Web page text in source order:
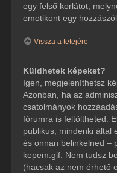
egy felső korlátot,
emotikont egy
Vissza a tetejére
Küldhetek képeket?
Igen, megjeleníthetsz
Azonban, ha az
csatolmányok
fórumra is feltöltheted.
publikus, mindenki által
és onnan belinkelned –
kepem.gif. Nem tudsz
(hacsak az nem érhető